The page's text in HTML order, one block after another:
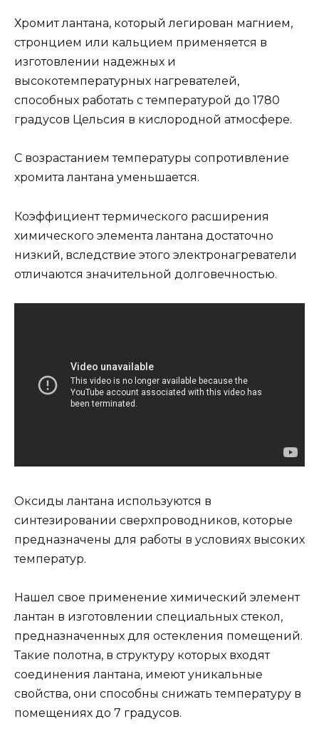
Хромит лантана, который легирован магнием,
стронцием или кальцием применяется в
изготовлении надежных и
высокотемпературных нагревателей,
способных работать с температурой до 1780
градусов Цельсия в кислородной атмосфере.
С возрастанием температуры сопротивление
хромита лантана уменьшается.
Коэффициент термического расширения
химического элемента лантана достаточно
низкий, вследствие этого электронагреватели
отличаются значительной долговечностью.
Оксиды лантана используются в
синтезировании сверхпроводников, которые
предназначены для работы в условиях высоких
температур.
Нашел свое применение химический элемент
лантан в изготовлении специальных стекол,
предназначенных для остекления помещений.
Такие полотна, в структуру которых входят
соединения лантана, имеют уникальные
свойства, они способны снижать температуру в
помещениях до 7 градусов.